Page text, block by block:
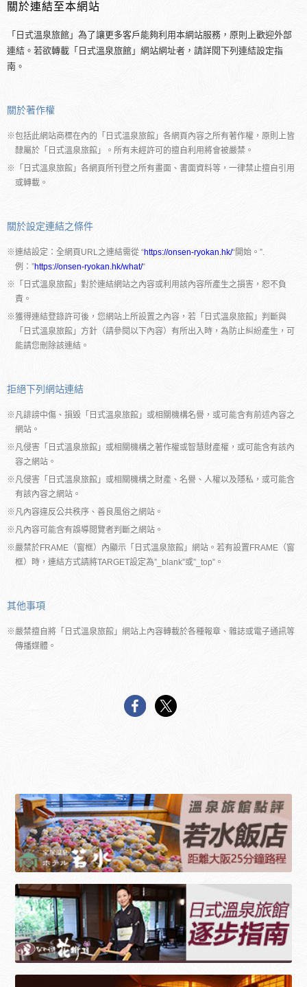
關於連結至本網站
「日式溫泉旅館」為了讓更多客戶能夠利用本網站服務，原則上歡迎外部
連結。若欲轉載「日式溫泉旅館」網站網址者，請詳閱下列連結設定指
南。
關於著作權
※包括此網站商標在內的「日式溫泉旅館」各網頁內容之所有著作權，原則上皆
隸屬於「日式溫泉旅館」。所有未經許可的擅自利用將會被嚴禁。
※「日式溫泉旅館」各網頁所刊登之所有畫面、書面資料等，一律禁止擅自引用
或轉載。
關於設定連結之條件
※連結設定：全網頁URL之連結需從 “https://onsen-ryokan.hk/“開始。”.
例：”https://onsen-ryokan.hk/what/“
※「日式溫泉旅館」對於連結網站之內容或利用該內容所產生之損害，恕不負
責。
※獲得連結登錄許可後，您網站上所設置之內容，若「日式溫泉旅館」判斷與
「日式溫泉旅館」方針（請參閱以下內容）有所出入時，為防止糾紛產生，可
能請您刪除該連結。
拒絕下列網站連結
※凡誹謗中傷、損毀「日式溫泉旅館」或相關機構名譽，或可能含有前述內容之
網站。
※凡侵害「日式溫泉旅館」或相關機構之著作權或智慧財產權，或可能含有該內
容之網站。
※凡侵害「日式溫泉旅館」或相關機構之財產、名譽、人權以及隱私，或可能含
有該內容之網站。
※凡內容違反公共秩序、善良風俗之網站。
※凡內容可能含有誤導閲覽者判斷之網站。
※嚴禁於FRAME（窗框）內顯示「日式溫泉旅館」網站。若有設置FRAME（窗
框）時，連結方式請將TARGET設定為”_blank”或”_top”。
其他事項
※嚴禁擅自將「日式溫泉旅館」網站上內容轉載於各種報章、雜誌或電子通訊等
傳播媒體。